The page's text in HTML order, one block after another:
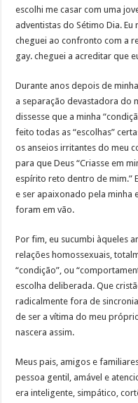
escolhi me casar com uma
adventistas do Sétimo Dia.
cheguei ao confronto com a
gay. cheguei a acreditar que
Durante anos depois de
a separação devastadora do
dissesse que a minha
feito todas as “escolhas”
os anseios irritantes do meu
para que Deus “Criasse em
espírito reto dentro de mim.”
e ser apaixonado pela minha
foram em vão.
Por fim, eu sucumbi àqueles
relações homossexuais,
“condição”, ou
escolha deliberada. Que
radicalmente fora de
de ser a vítima do meu
nascera assim.
Meus pais, amigos e
pessoa gentil, amável e
era inteligente, simpático,